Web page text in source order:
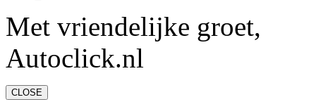
Met vriendelijke groet,
Autoclick.nl
CLOSE